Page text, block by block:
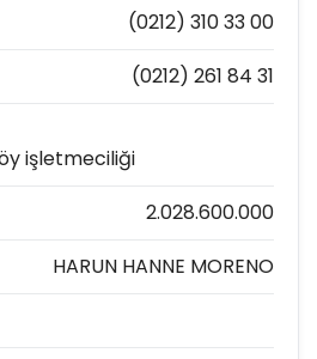
(0212) 310 33 00
(0212) 261 84 31
işletmeciliği
2.028.600.000
HARUN HANNE MORENO